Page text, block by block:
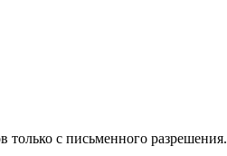
с письменного разрешения.